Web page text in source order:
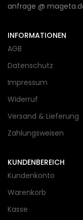
anfrage @
INFORMATIONEN
AGB
Datenschutz
Impressum
Widerruf
Versand & Lieferung
Zahlungsweisen
KUNDENBEREICH
Kundenkonto
Warenkorb
Kasse